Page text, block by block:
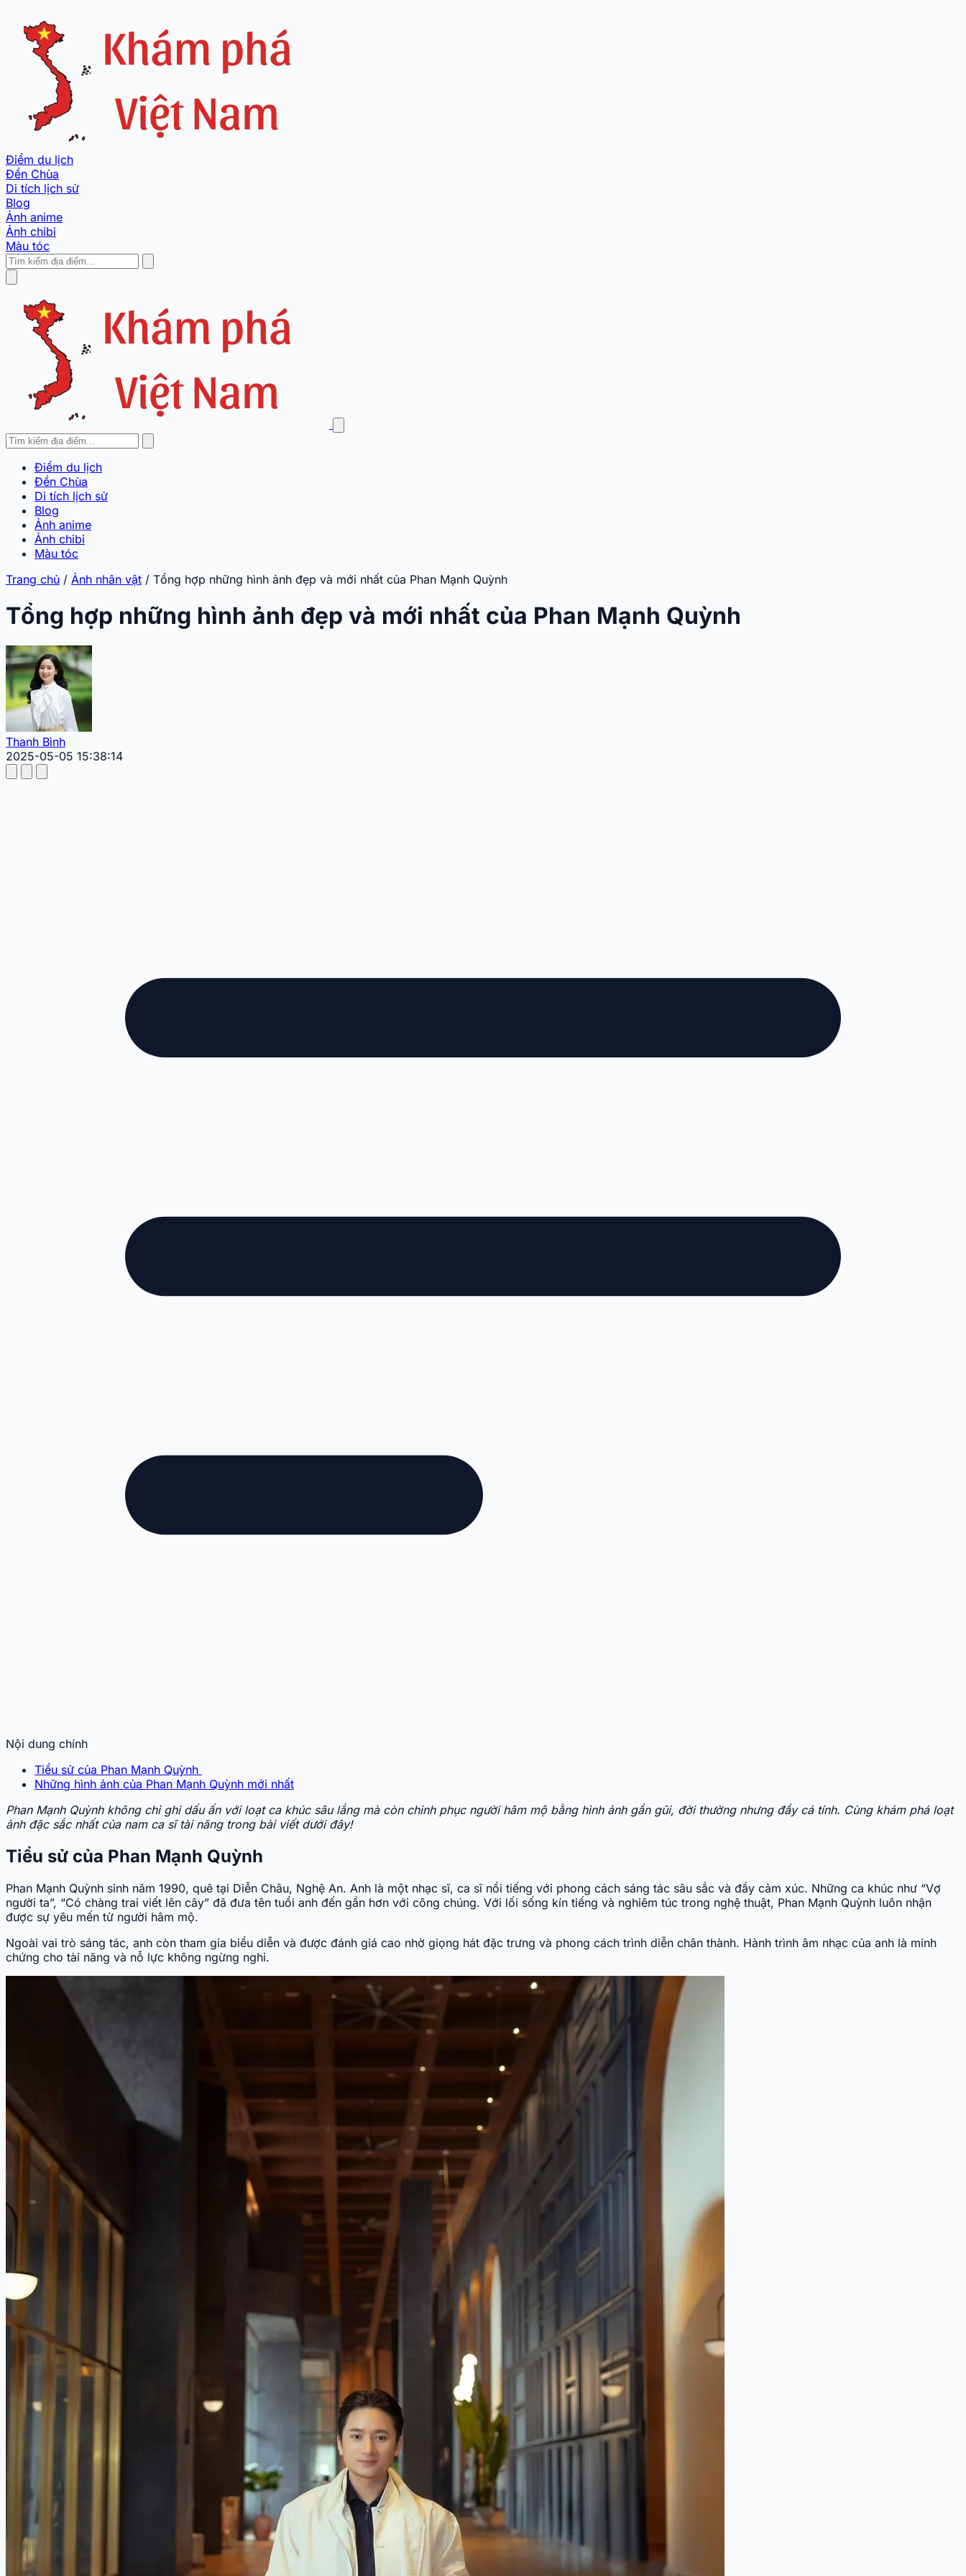
Điểm du lịch
Đền Chùa
Di tích lịch sử
Blog
Ảnh anime
Ảnh chibi
Màu tóc
Điểm du lịch
Đền Chùa
Di tích lịch sử
Blog
Ảnh anime
Ảnh chibi
Màu tóc
Trang chủ / Ảnh nhân vật / Tổng hợp những hình ảnh đẹp và mới nhất của Phan Mạnh Quỳnh
Tổng hợp những hình ảnh đẹp và mới nhất của Phan Mạnh Quỳnh
Thanh Bình
2025-05-05 15:38:14
Nội dung chính
Tiểu sử của Phan Mạnh Quỳnh
Những hình ảnh của Phan Mạnh Quỳnh mới nhất
Phan Mạnh Quỳnh không chỉ ghi dấu ấn với loạt ca khúc sâu lắng mà còn chinh phục người hâm mộ bằng hình ảnh gần gũi, đời thường nhưng đầy cá tính. Cùng khám phá loạt
ảnh đặc sắc nhất của nam ca sĩ tài năng trong bài viết dưới đây!
Tiểu sử của Phan Mạnh Quỳnh
Phan Mạnh Quỳnh sinh năm 1990, quê tại Diễn Châu, Nghệ An. Anh là một nhạc sĩ, ca sĩ nổi tiếng với phong cách sáng tác sâu sắc và đầy cảm xúc. Những ca khúc như “Vợ
người ta”, “Có chàng trai viết lên cây” đã đưa tên tuổi anh đến gần hơn với công chúng. Với lối sống kín tiếng và nghiêm túc trong nghệ thuật, Phan Mạnh Quỳnh luôn nhận
được sự yêu mến từ người hâm mộ.
Ngoài vai trò sáng tác, anh còn tham gia biểu diễn và được đánh giá cao nhờ giọng hát đặc trưng và phong cách trình diễn chân thành. Hành trình âm nhạc của anh là minh
chứng cho tài năng và nỗ lực không ngừng nghỉ.